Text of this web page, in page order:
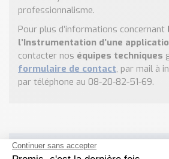
professionnalisme.
Pour plus d’informations concernant
l’Instrumentation d’une
contacter nos équipes techniques
formulaire de contact, par mail à
par téléphone au 08-20-82-51-69.
Besoin d'informations